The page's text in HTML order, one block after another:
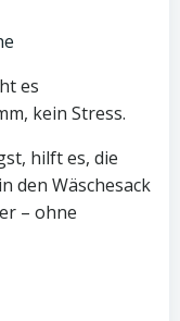
es
kein Stress.
hilft es, die
den Wäschesack
– ohne